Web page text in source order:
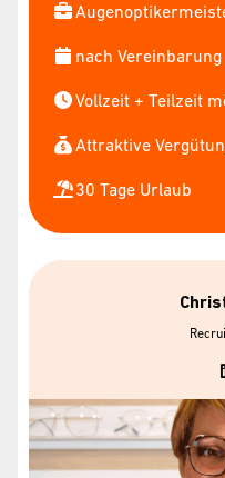
nach Vereinbarung
Vollzeit + Teilzeit
Attraktive
30 Tage Urlaub